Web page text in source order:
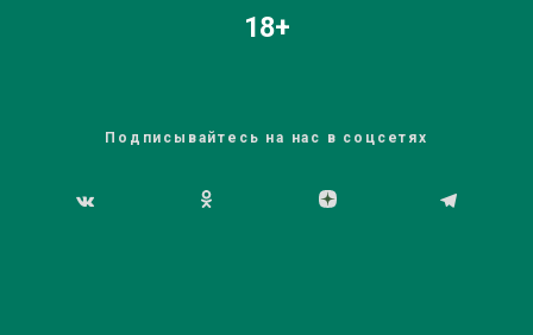
18+
Подписывайтесь на нас в соцсетях